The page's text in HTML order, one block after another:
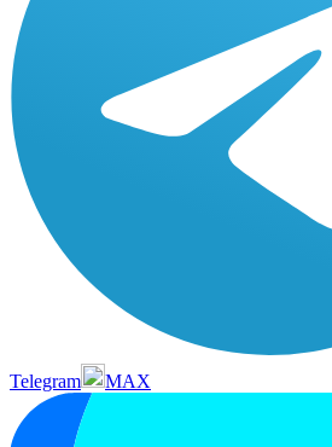
Telegram MAX